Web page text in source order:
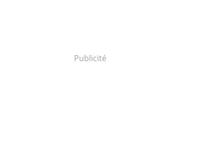
Publicité